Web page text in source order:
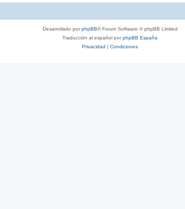
Desarrollado porphpBB® Forum Software © phpBB Limited
Traducción al español porphpBB España
Privacidad | Condiciones